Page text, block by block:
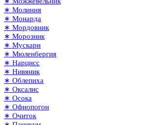
∗ Молиния
∗ Монарда
∗ Мордовник
∗ Морозник
∗ Мускари
∗ Мюленбергия
∗ Нарцисс
∗ Нивяник
∗ Облепиха
∗ Оксалис
∗ Осока
∗ Офиопогон
∗ Очиток